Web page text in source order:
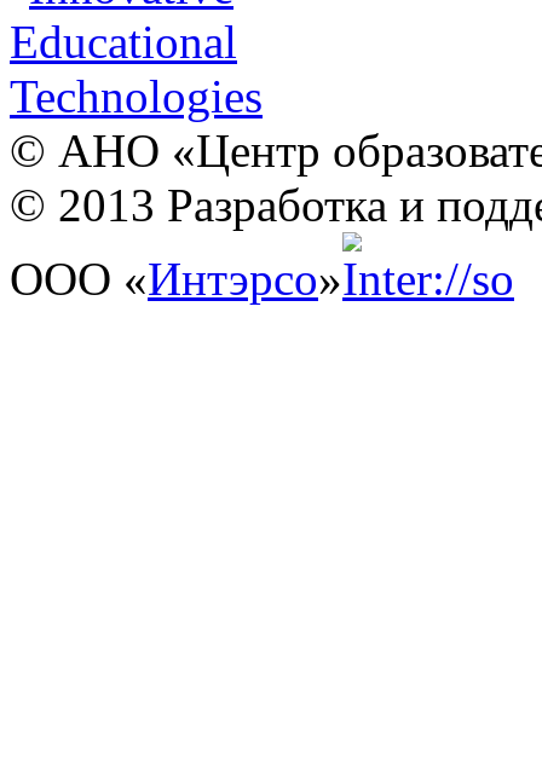
© АНО «Центр
© 2013 Разработка и
ООО «Интэрсо»